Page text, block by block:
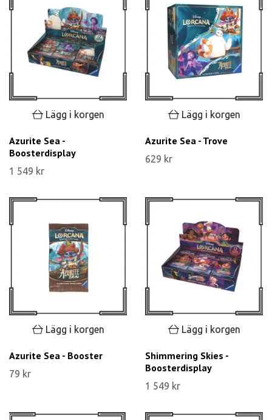
Lägg i korgen
Azurite Sea -
Boosterdisplay
1 549 kr
Lägg i korgen
Azurite Sea - Trove
629 kr
Lägg i korgen
Azurite Sea - Booster
79 kr
Lägg i korgen
Shimmering Skies -
Boosterdisplay
1 549 kr